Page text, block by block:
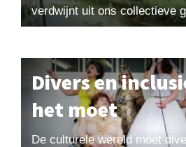
verdwijnt uit ons collectieve
Divers en
het moet
De culturele wereld moet